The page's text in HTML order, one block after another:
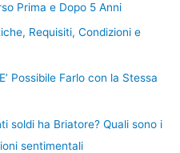
Prima e Dopo 5 Anni
Requisiti, Condizioni e
Possibile Farlo con la Stessa
soldi ha Briatore? Quali sono i
sentimentali